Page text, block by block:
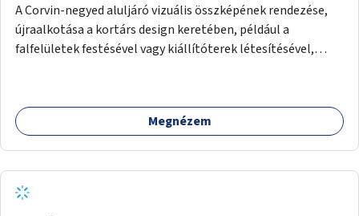
A Corvin-negyed aluljáró vizuális összképének rendezése,
újraalkotása a kortárs design keretében, például a
falfelületek festésével vagy kiállítóterek létesítésével,
bemutatkozásra, szélesebb körben való ismertségre.
Megnézem